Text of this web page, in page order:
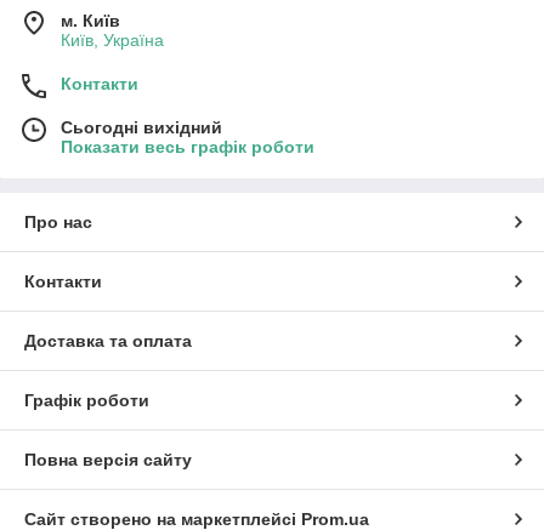
м. Київ
Київ, Україна
Контакти
Сьогодні вихідний
Показати весь графік роботи
Про нас
Контакти
Доставка та оплата
Графік роботи
Повна версія сайту
Сайт створено на маркетплейсі Prom.ua